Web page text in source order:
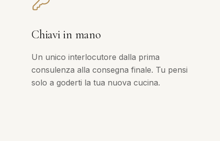
Chiavi in mano
Un unico interlocutore dalla prima
consulenza alla consegna finale. Tu pensi
solo a goderti la tua nuova cucina.